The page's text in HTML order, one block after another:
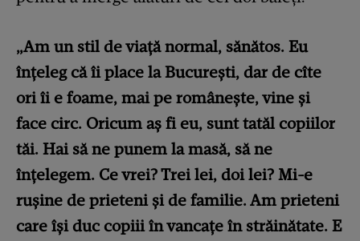
„Am un stil de viață normal, sănătos. Eu
înțeleg că îi place la București, dar de cîte
ori îi e foame, mai pe românește, vine și
face circ. Oricum aș fi eu, sunt tatăl copiilor
tăi. Hai să ne punem la masă, să ne
înțelegem. Ce vrei? Trei lei, doi lei? Mi-e
rușine de prieteni și de familie. Am prieteni
care își duc copiii în vancațe în străinătate. E